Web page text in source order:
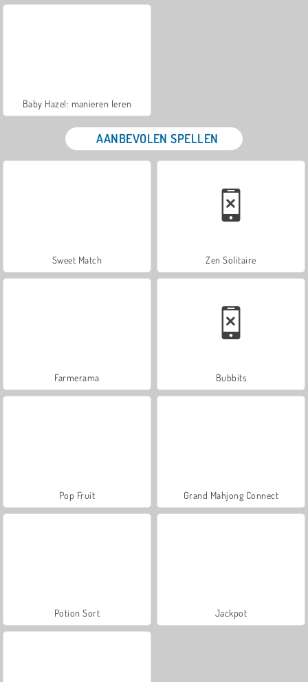
Baby Hazel: manieren leren
AANBEVOLEN SPELLEN
Sweet Match Zen Solitaire
Farmerama Bubbits
Pop Fruit Grand Mahjong Connect
Potion Sort Jackpot